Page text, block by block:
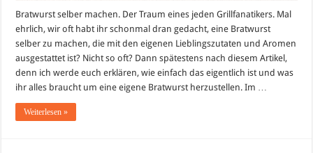
Bratwurst selber machen. Der Traum eines jeden Grillfanatikers. Mal
ehrlich, wir oft habt ihr schonmal dran gedacht, eine Bratwurst
selber zu machen, die mit den eigenen Lieblingszutaten und Aromen
ausgestattet ist? Nicht so oft? Dann spätestens nach diesem Artikel,
denn ich werde euch erklären, wie einfach das eigentlich ist und was
ihr alles braucht um eine eigene Bratwurst herzustellen. Im …
Weiterlesen »